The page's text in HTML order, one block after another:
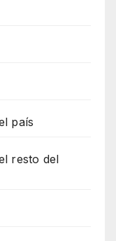
país
resto del